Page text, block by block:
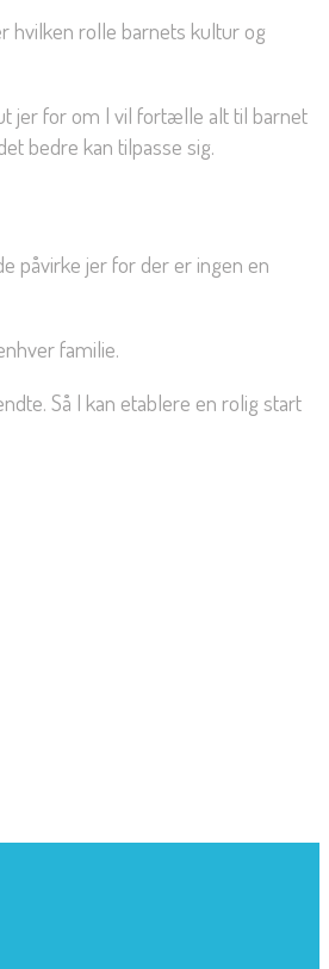
hvilken rolle barnets kultur og
jer for om I vil fortælle alt til barnet
bedre kan tilpasse sig.
påvirke jer for der er ingen en
familie.
Så I kan etablere en rolig start